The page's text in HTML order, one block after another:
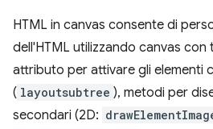
HTML in canvas consente di
dell'HTML utilizzando canvas con
attributo per attivare gli elementi
( layoutsubtree ), metodi per
secondari (2D: